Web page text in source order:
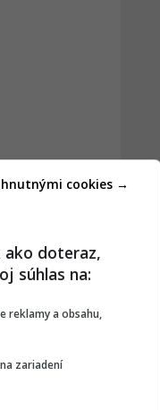
ako doteraz,
súhlas na:
reklamy a obsahu,
zariadení
cookies →